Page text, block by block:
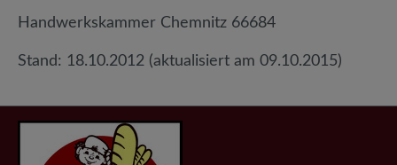
Handwerkskammer Chemnitz 66684
Stand: 18.10.2012 (aktualisiert am 09.10.2015)